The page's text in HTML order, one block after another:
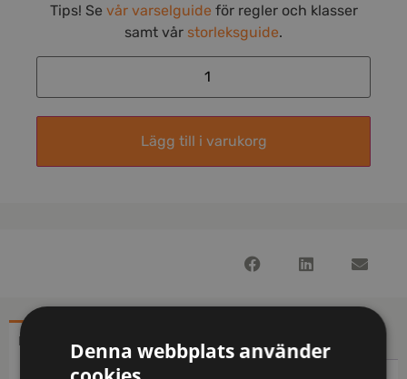
Tips! Se vår varselguide för regler och klasser
samt vår storleksguide.
Lägg till i varukorg
BESKRIVNING YTTERLIGARE INFORMATION
Denna webbplats använder